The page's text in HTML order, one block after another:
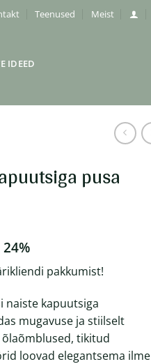
Teenused Meist
IDEED
pusa
pakkumist!
naiste kapuutsiga
mugavuse ja stiilselt
tikitud
loovad elegantsema ilme